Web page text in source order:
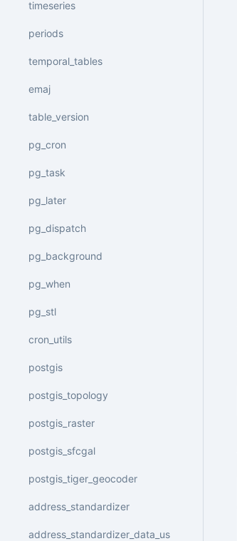
timeseries
periods
temporal_tables
emaj
table_version
pg_cron
pg_task
pg_later
pg_dispatch
pg_background
pg_when
pg_stl
cron_utils
postgis
postgis_topology
postgis_raster
postgis_sfcgal
postgis_tiger_geocoder
address_standardizer
address_standardizer_data_us